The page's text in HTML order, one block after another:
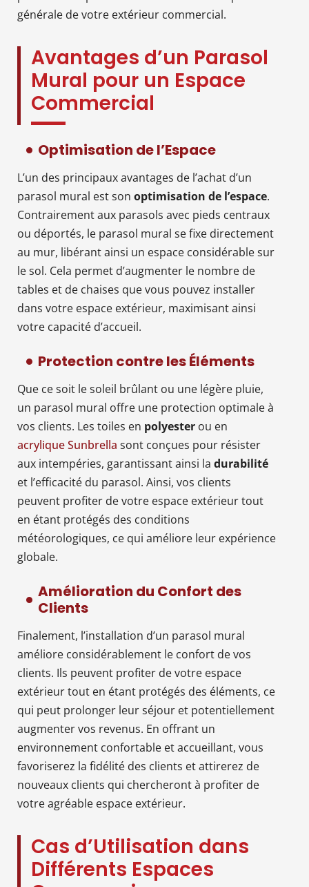
générale de votre extérieur commercial.
Avantages d’un Parasol
Mural pour un Espace
Commercial
Optimisation de l’Espace
L’un des principaux avantages de l’achat d’un
parasol mural est son optimisation de l’espace.
Contrairement aux parasols avec pieds centraux
ou déportés, le parasol mural se fixe directement
au mur, libérant ainsi un espace considérable sur
le sol. Cela permet d’augmenter le nombre de
tables et de chaises que vous pouvez installer
dans votre espace extérieur, maximisant ainsi
votre capacité d’accueil.
Protection contre les Éléments
Que ce soit le soleil brûlant ou une légère pluie,
un parasol mural offre une protection optimale à
vos clients. Les toiles en polyester ou en
acrylique Sunbrella sont conçues pour résister
aux intempéries, garantissant ainsi la durabilité
et l’efficacité du parasol. Ainsi, vos clients
peuvent profiter de votre espace extérieur tout
en étant protégés des conditions
météorologiques, ce qui améliore leur expérience
globale.
Amélioration du Confort des
Clients
Finalement, l’installation d’un parasol mural
améliore considérablement le confort de vos
clients. Ils peuvent profiter de votre espace
extérieur tout en étant protégés des éléments, ce
qui peut prolonger leur séjour et potentiellement
augmenter vos revenus. En offrant un
environnement confortable et accueillant, vous
favoriserez la fidélité des clients et attirerez de
nouveaux clients qui chercheront à profiter de
votre agréable espace extérieur.
Cas d’Utilisation dans
Différents Espaces